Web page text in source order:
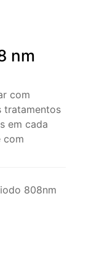
nm
com
tratamentos
em cada
com
808nm